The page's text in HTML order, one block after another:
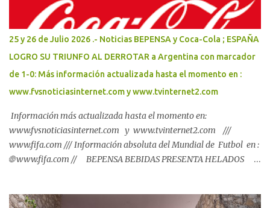
25 y 26 de Julio 2026 .- Noticias BEPENSA y Coca-Cola ; ESPAÑA
LOGRO SU TRIUNFO AL DERROTAR a Argentina con marcador
de 1-0: Más información actualizada hasta el momento en :
www.fvsnoticiasinternet.com y www.tvinternet2.com
Información más actualizada hasta el momento en:
www.fvsnoticiasinternet.com y www.tvinternet2.com ///
www.fifa.com /// Información absoluta del Mundial de Futbol en :
🌐 www.fifa.com // BEPENSA BEBIDAS PRESENTA HELADOS